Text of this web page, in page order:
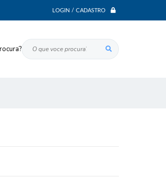
LOGIN / CADASTRO